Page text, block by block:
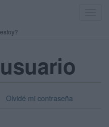
Olvidé mi contraseña